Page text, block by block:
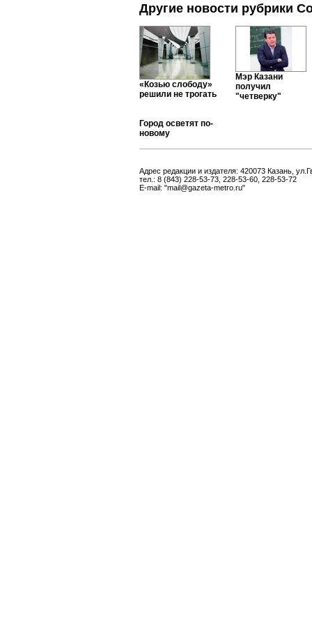
Другие новости рубрики
«Козью слободу»
решили не трогать
Мэр Казани
получил
"четверку"
Город осветят по-
новому
Адрес редакции и издателя: 420073 Казань,
тел.: 8 (843) 228-53-73, 228-53-60, 228-53-72
E-mail: "mail@gazeta-metro.ru"